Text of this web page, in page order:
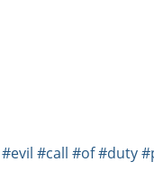
#evil #call #of#duty